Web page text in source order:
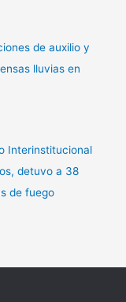
de auxilio y
lluvias en
Interinstitucional
detuvo a 38
de fuego